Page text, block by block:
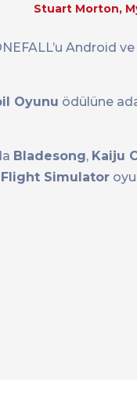
Stuart Morton,
Android
Oyunu ödülüne
Bladesong, Kaiju
Simulator